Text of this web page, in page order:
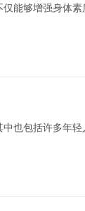
能够增强身体
也包括许多年